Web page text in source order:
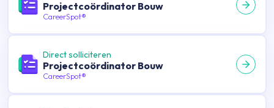
Projectcoördinator Bouw
CareerSpot®
Direct solliciteren
Projectcoördinator Bouw
CareerSpot®